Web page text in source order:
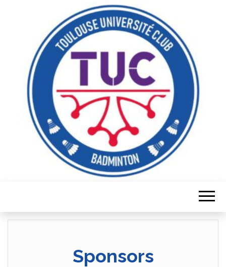
TUC
BADMINTON
Serve it, smash it, win it, love it!
Sponsors